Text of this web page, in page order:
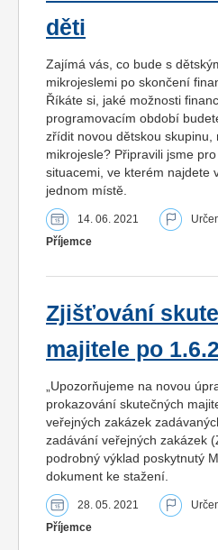
děti
Zajímá vás, co bude s
mikrojeslemi po skončení
Říkáte si, jaké možnosti
programovacím období
zřídit novou dětskou skupinu,
mikrojesle? Připravili jsme
situacemi, ve kterém najdete
jednom místě.
14. 06. 2021
Příjemce
Zjišťování
majitele po
„Upozorňujeme na novou
prokazování skutečných
veřejných zakázek
zadávání veřejných zakázek
podrobný výklad poskytnutý
dokument ke stažení.
28. 05. 2021
Příjemce